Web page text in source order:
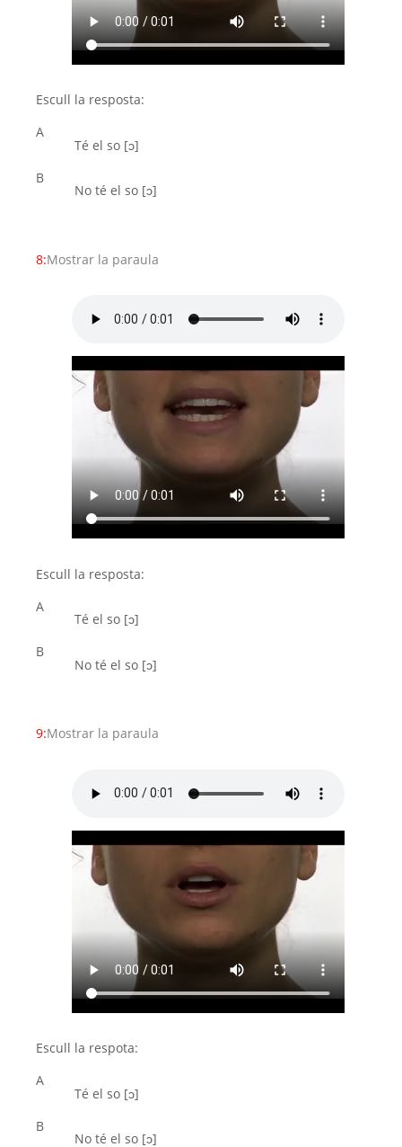
Escull la resposta:
A
Té el so [ͻ]
B
No té el so [ͻ]
8:Mostrar la paraula
Escull la resposta:
A
Té el so [ͻ]
B
No té el so [ͻ]
9:Mostrar la paraula
Escull la respota:
A
Té el so [ͻ]
B
No té el so [ͻ]